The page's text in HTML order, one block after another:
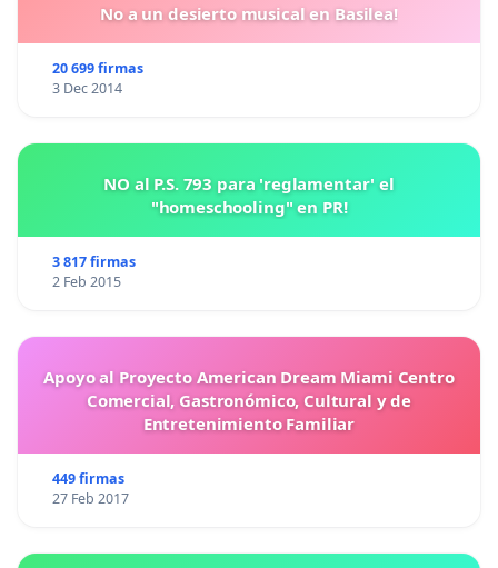
No a un desierto musical en Basilea!
20 699 firmas
3 Dec 2014
NO al P.S. 793 para 'reglamentar' el
"homeschooling" en PR!
3 817 firmas
2 Feb 2015
Apoyo al Proyecto American Dream Miami Centro
Comercial, Gastronómico, Cultural y de
Entretenimiento Familiar
449 firmas
27 Feb 2017